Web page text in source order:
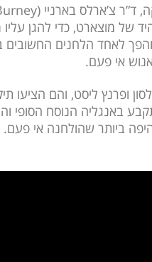
של מוצארט, כדי להגן עליו
לאחד הלחנים החשובים
אי פעם.
ופרנץ ליסט, והם הציעו
באנגליה הנוסח הסופי
היפה ביותר שהולחנה אי